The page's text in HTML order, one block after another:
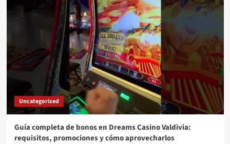
Uncategorized
Guía completa de bonos en Dreams Casino Valdivia:
requisitos, promociones y cómo aprovecharlos​